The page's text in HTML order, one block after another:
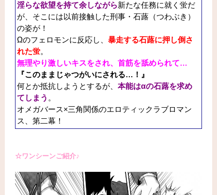
淫らな欲望を持て余しながら新たな任務に就く蛍だ
が、そこには以前接触した刑事・石蕗（つわぶき）
の姿が！
Ωのフェロモンに反応し、暴走する石蕗に押し倒さ
れた蛍。
無理やり激しいキスをされ、首筋を舐められて…
『このままじゃつがいにされる…！』
何とか抵抗しようとするが、本能はαの石蕗を求め
てしまう 。
オメガバース×三角関係のエロティックラブロマン
ス、第二幕！
☆ワンシーンご紹介♪